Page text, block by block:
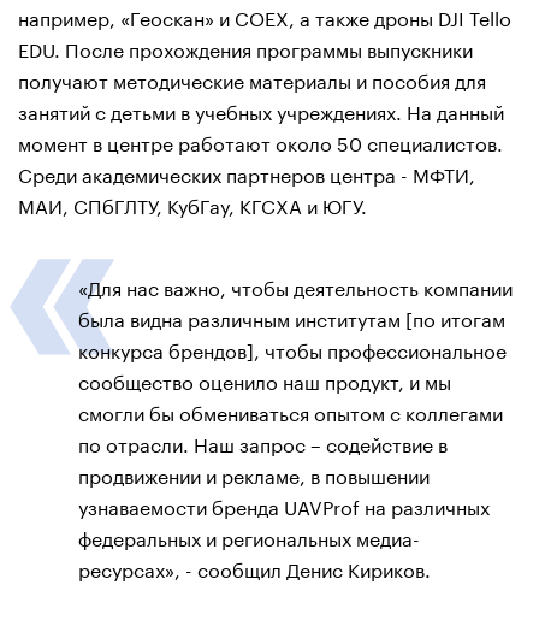
например, «Геоскан» и COEX, а также дроны DJI Tello
EDU. После прохождения программы выпускники
получают методические материалы и пособия для
занятий с детьми в учебных учреждениях. На данный
момент в центре работают около 50 специалистов.
Среди академических партнеров центра - МФТИ,
МАИ, СПбГЛТУ, КубГау, КГСХА и ЮГУ.
«Для нас важно, чтобы деятельность компании
была видна различным институтам [по итогам
конкурса брендов], чтобы профессиональное
сообщество оценило наш продукт, и мы
смогли бы обмениваться опытом с коллегами
по отрасли. Наш запрос – содействие в
продвижении и рекламе, в повышении
узнаваемости бренда UAVProf на различных
федеральных и региональных медиа-
ресурсах», - сообщил Денис Кириков.